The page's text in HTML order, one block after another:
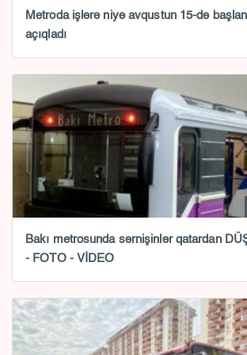
Metroda işlərə niyə avqustun 15-də
açıqladı
Bakı metrosunda sərnişinlər qatardan
- FOTO - VİDEO